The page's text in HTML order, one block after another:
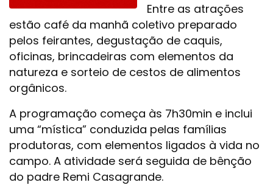
Entre as atrações
estão café da manhã coletivo preparado
pelos feirantes, degustação de caquis,
oficinas, brincadeiras com elementos da
natureza e sorteio de cestos de alimentos
orgânicos.
A programação começa às 7h30min e inclui
uma “mística” conduzida pelas famílias
produtoras, com elementos ligados à vida no
campo. A atividade será seguida de bênção
do padre Remi Casagrande.